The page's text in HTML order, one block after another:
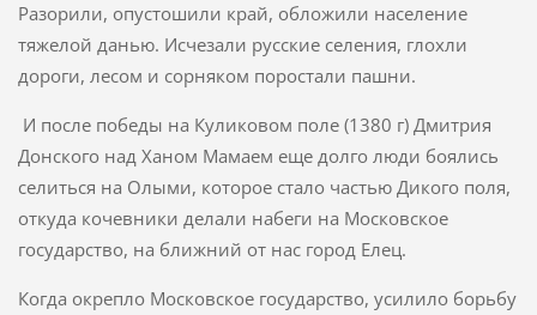
Разорили, опустошили край, обложили население
тяжелой данью. Исчезали русские селения, глохли
дороги, лесом и сорняком поростали пашни.
И после победы на Куликовом поле (1380 г) Дмитрия
Донского над Ханом Мамаем еще долго люди боялись
селиться на Олыми, которое стало частью Дикого поля,
откуда кочевники делали набеги на Мос­ковское
государство, на ближний от нас город Елец.
Когда окрепло Московское государство, усилило борьбу